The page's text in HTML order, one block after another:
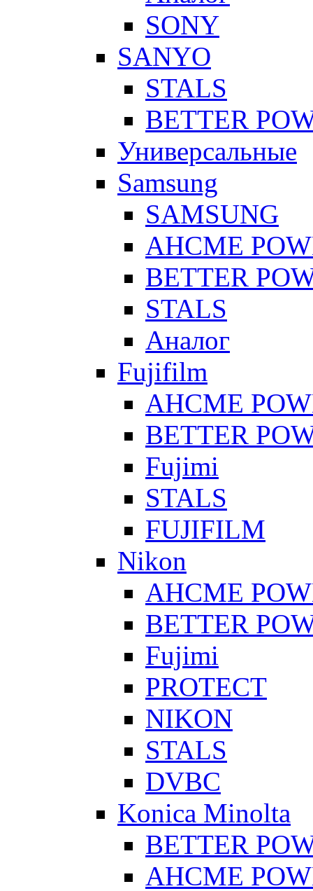
SONY
SANYO
STALS
BETTER
Универсальные
Samsung
SAMSUNG
AHCME
BETTER
STALS
Аналог
Fujifilm
AHCME
BETTER
Fujimi
STALS
FUJIFILM
Nikon
AHCME
BETTER
Fujimi
PROTECT
NIKON
STALS
DVBC
Konica Minolta
BETTER
AHCME